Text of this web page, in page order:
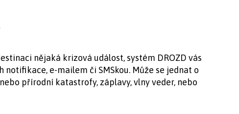
nějaká krizová událost, systém DROZD vás
e-mailem či SMSkou. Může se jednat o
přírodní katastrofy, záplavy, vlny veder, nebo